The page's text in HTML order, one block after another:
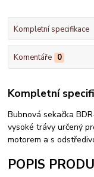
Kompletní specifikace
Komentáře 0
Kompletní
Bubnová sekačka
vysoké trávy určený
motorem a s
POPIS